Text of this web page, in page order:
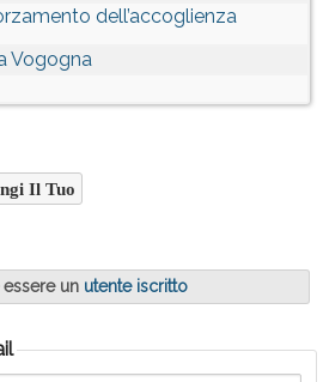
dell’accoglienza
Vogogna
Il Tuo
un utente iscritto